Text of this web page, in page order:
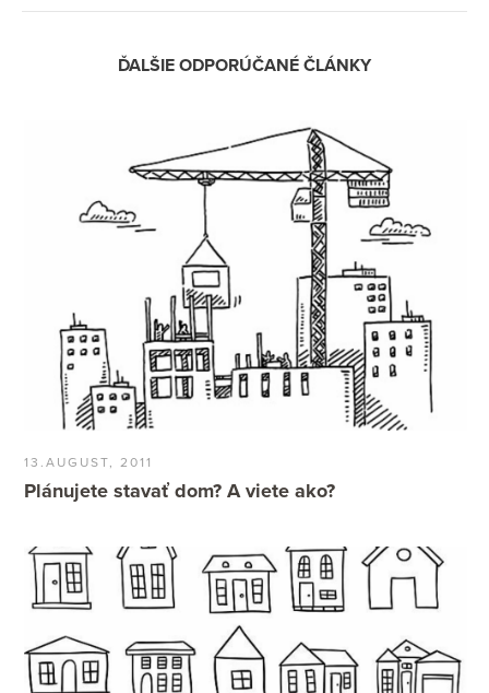
ĎALŠIE ODPORÚČANÉ ČLÁNKY
13.AUGUST, 2011
Plánujete stavať dom? A viete ako?